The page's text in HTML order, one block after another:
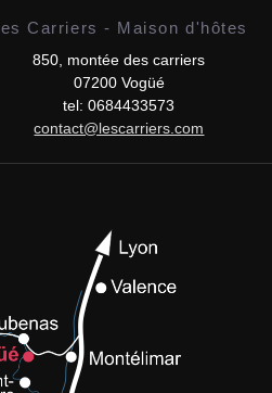
Carriers - Maison d'hôtes
850, montée des carriers
07200 Vogüé
tel: 0684433573
contact@lescarriers.com